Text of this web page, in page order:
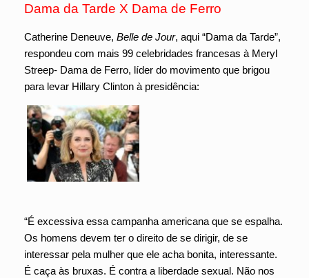
Dama da Tarde X Dama de Ferro
Catherine Deneuve, Belle de Jour, aqui “Dama da Tarde”,
respondeu com mais 99 celebridades francesas à Meryl
Streep- Dama de Ferro, líder do movimento que brigou
para levar Hillary Clinton à presidência:
“É excessiva essa campanha americana que se espalha.
Os homens devem ter o direito de se dirigir, de se
interessar pela mulher que ele acha bonita, interessante.
É caça às bruxas. É contra a liberdade sexual. Não nos